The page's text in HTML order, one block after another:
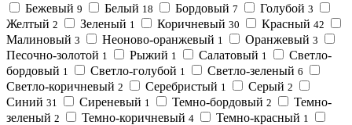
Бежевый 9 Белый 18 Бордовый 7 Голубой 3
Желтый 2 Зеленый 1 Коричневый 30 Красный 42
Малиновый 3 Неоново-оранжевый 1 Оранжевый 3
Песочно-золотой 1 Рыжий 1 Салатовый 1
Светло-
бордовый 1 Светло-голубой 1 Светло-зеленый 6
Светло-коричневый 2 Серебристый 1 Серый 2
Синий 31 Сиреневый 1 Темно-бордовый 2
Темно-
зеленый 2 Темно-коричневый 4 Темно-красный 1